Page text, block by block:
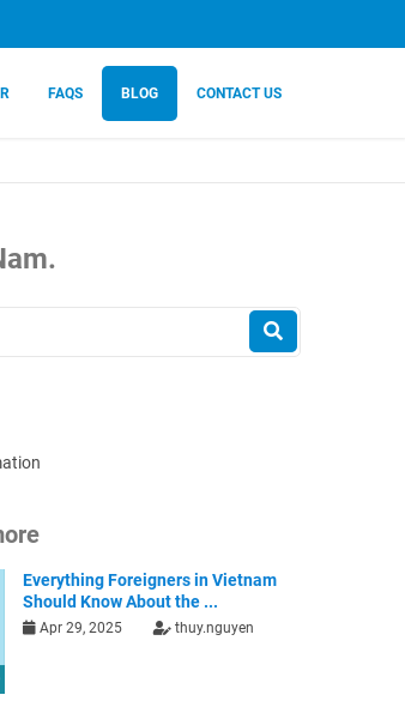
FAQS BLOG CONTACT US
Everything Foreigners in Vietnam
Should Know About the ...
Apr 29, 2025 thuy.nguyen